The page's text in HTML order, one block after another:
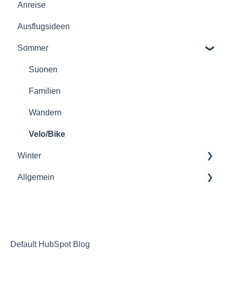
Anreise
Ausflugsideen
Sommer
Suonen
Familien
Wandern
Velo/Bike
Winter
Skipässe
Schlittenhunde
Allgemein
Rollstuhlgängigkeit
Default HubSpot Blog